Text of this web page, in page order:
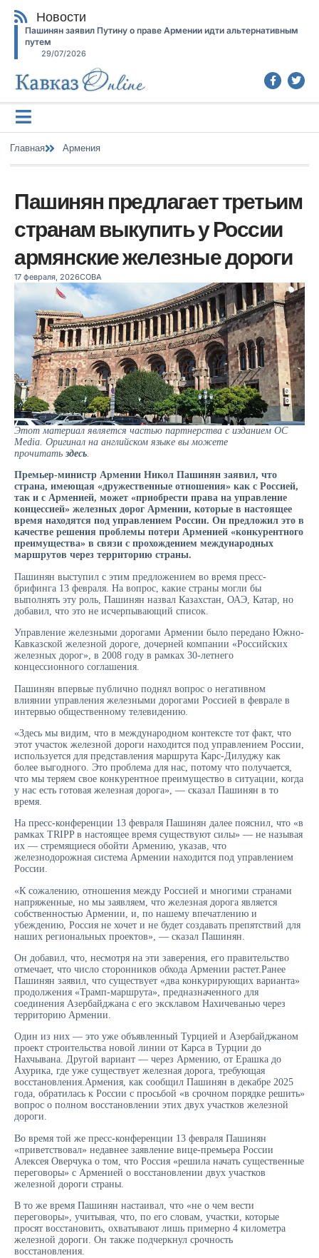
Новости
Пашинян заявил Путину о праве Армении идти альтернативным
путем
29/07/2026
Главная Армения
Пашинян предлагает третьим
странам выкупить у России
армянские железные дороги
17 февраля, 2026СОВА
Этот материал является частью партнерства с изданием OC
Media. Оригинал на английском языке вы можете
прочитать здесь
Премьер-министр Армении Никол Пашинян заявил, что
страна, имеющая «дружественные отношения» как с Россией,
так и с Арменией, может «приобрести права на управление
концессией» железных дорог Армении, которые в настоящее
время находятся под управлением России. Он предложил это в
качестве решения проблемы потери Арменией «конкурентного
преимущества» в связи с прохождением международных
маршрутов через территорию страны.
Пашинян выступил с этим предложением во время пресс-
брифинга 13 февраля. На вопрос, какие страны могли бы
выполнять эту роль, Пашинян назвал Казахстан, ОАЭ, Катар, но
добавил, что это не исчерпывающий список.
Управление железными дорогами Армении было передано Южно-
Кавказской железной дороге, дочерней компании «Российских
железных дорог», в 2008 году в рамках 30-летнего
концессионного соглашения.
Пашинян впервые публично поднял вопрос о негативном
влиянии управления железными дорогами Россией в феврале в
интервью общественному телевидению.
«Здесь мы видим, что в международном контексте тот факт, что
этот участок железной дороги находится под управлением России,
используется для представления маршрута Карс-Дилуджу как
более выгодного. Это проблема для нас, потому что получается,
что мы теряем свое конкурентное преимущество в ситуации, когда
у нас есть готовая железная дорога», — сказал Пашинян в то
время.
На пресс-конференции 13 февраля Пашинян далее пояснил, что «в
рамках TRIPP в настоящее время существуют силы» — не называя
их — стремящиеся обойти Армению, указав, что
железнодорожная система Армении находится под управлением
России.
«К сожалению, отношения между Россией и многими странами
напряженные, но мы заявляем, что железная дорога является
собственностью Армении, и, по нашему впечатлению и
убеждению, Россия не хочет и не будет создавать препятствий для
наших региональных проектов», — сказал Пашинян.
Он добавил, что, несмотря на эти заверения, его правительство
отмечает, что число сторонников обхода Армении растет.Ранее
Пашинян заявил, что существует «два конкурирующих варианта»
продолжения «Трамп-маршрута», предназначенного для
соединения Азербайджана с его эксклавом Нахичеванью через
территорию Армении.
Один из них — это уже объявленный Турцией и Азербайджаном
проект строительства новой линии от Карса в Турции до
Нахчывана. Другой вариант — через Армению, от Ерашка до
Ахурика, где уже существует железная дорога, требующая
восстановления.Армения, как сообщил Пашинян в декабре 2025
года, обратилась к России с просьбой «в срочном порядке решить»
вопрос о полном восстановлении этих двух участков железной
дороги.
Во время той же пресс-конференции 13 февраля Пашинян
«приветствовал» недавнее заявление вице-премьера России
Алексея Оверчука о том, что Россия «решила начать существенные
переговоры» с Арменией о восстановлении двух участков
железной дороги страны.
В то же время Пашинян настаивал, что «не о чем вести
переговоры», учитывая, что, по его словам, участки, которые
просят восстановить, охватывают лишь примерно 4 километра
железной дороги. Он также подчеркнул срочность
восстановления.